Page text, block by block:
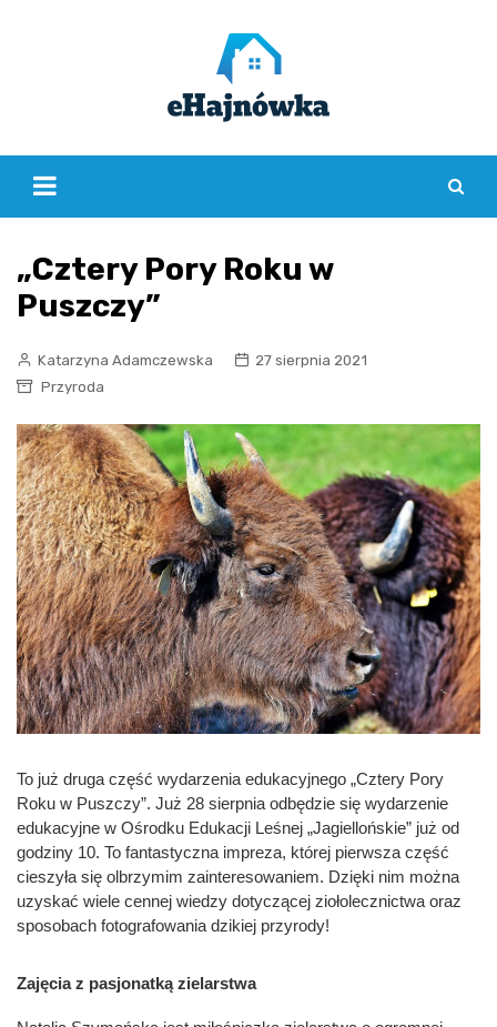
„Cztery Pory Roku w
Puszczy”
Katarzyna Adamczewska
27 sierpnia 2021
Przyroda
To już druga część wydarzenia edukacyjnego „Cztery Pory
Roku w Puszczy”. Już 28 sierpnia odbędzie się wydarzenie
edukacyjne w Ośrodku Edukacji Leśnej „Jagiellońskie” już od
godziny 10. To fantastyczna impreza, której pierwsza część
cieszyła się olbrzymim zainteresowaniem. Dzięki nim można
uzyskać wiele cennej wiedzy dotyczącej ziołolecznictwa oraz
sposobach fotografowania dzikiej przyrody!
Zajęcia z pasjonatką zielarstwa